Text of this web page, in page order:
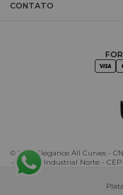
CONTATO
© 2025 Elegance All Curves -
- Distrito Industrial Norte - CEP